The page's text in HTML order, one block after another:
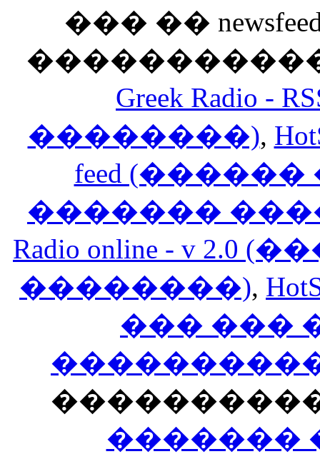
��� ��
Greek Radio
��������),
feed
�������
Radio online - v
��������),
��� ���
�������